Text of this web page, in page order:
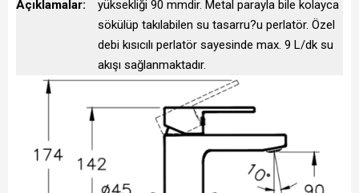
Açıklamalar:
yüksekliği 90 mmdir. Metal parayla bile kolayca
sökülüp takılabilen su tasarru?u perlatör. Özel
debi kısıcılı perlatör sayesinde max. 9 L/dk su
akışı sağlanmaktadır.